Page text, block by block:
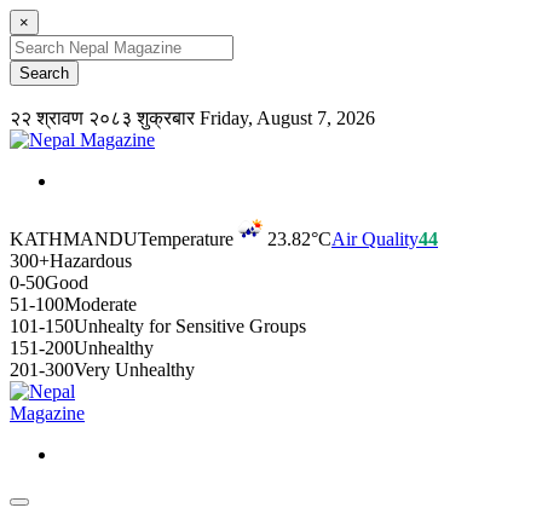
×
२२ श्रावण २०८३ शुक्रबारFriday, August 7, 2026
KATHMANDUTemperature 23.82°CAir Quality44
300+Hazardous
0-50Good
51-100Moderate
101-150Unhealty for Sensitive Groups
151-200Unhealthy
201-300Very Unhealthy